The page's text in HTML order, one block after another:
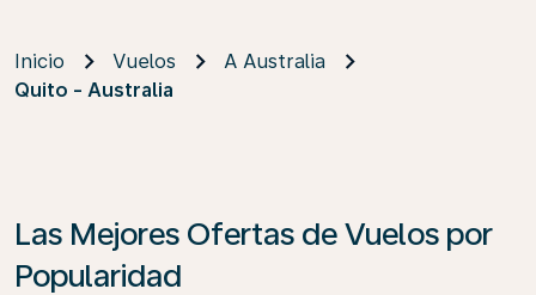
Inicio Vuelos
A Australia
Quito - Australia
Las Mejores Ofertas de Vuelos por
Popularidad